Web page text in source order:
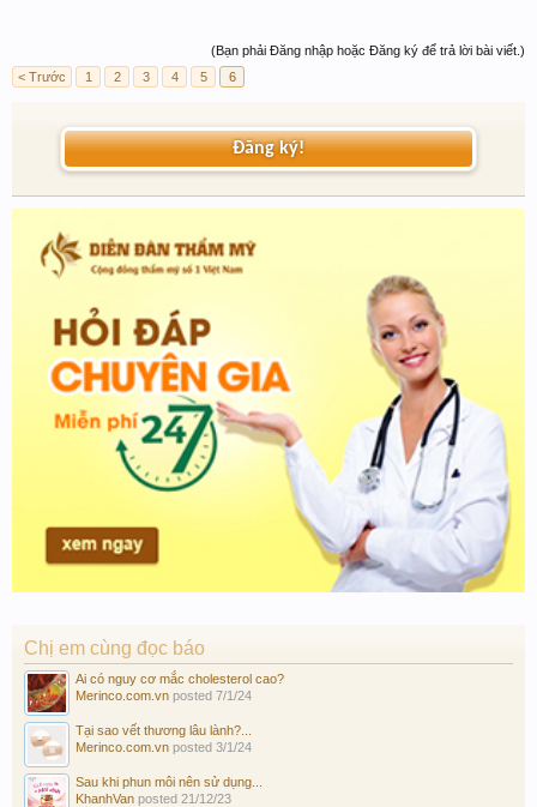
(Bạn phải Đăng nhập hoặc Đăng ký để trả lời bài viết.)
< Trước
1 2 3 4 5 6
Đăng ký!
Chị em cùng đọc báo
Ai có nguy cơ mắc cholesterol cao?
Merinco.com.vn posted 7/1/24
Tại sao vết thương lâu lành?...
Merinco.com.vn posted 3/1/24
Sau khi phun môi nên sử dụng...
KhanhVan posted 21/12/23